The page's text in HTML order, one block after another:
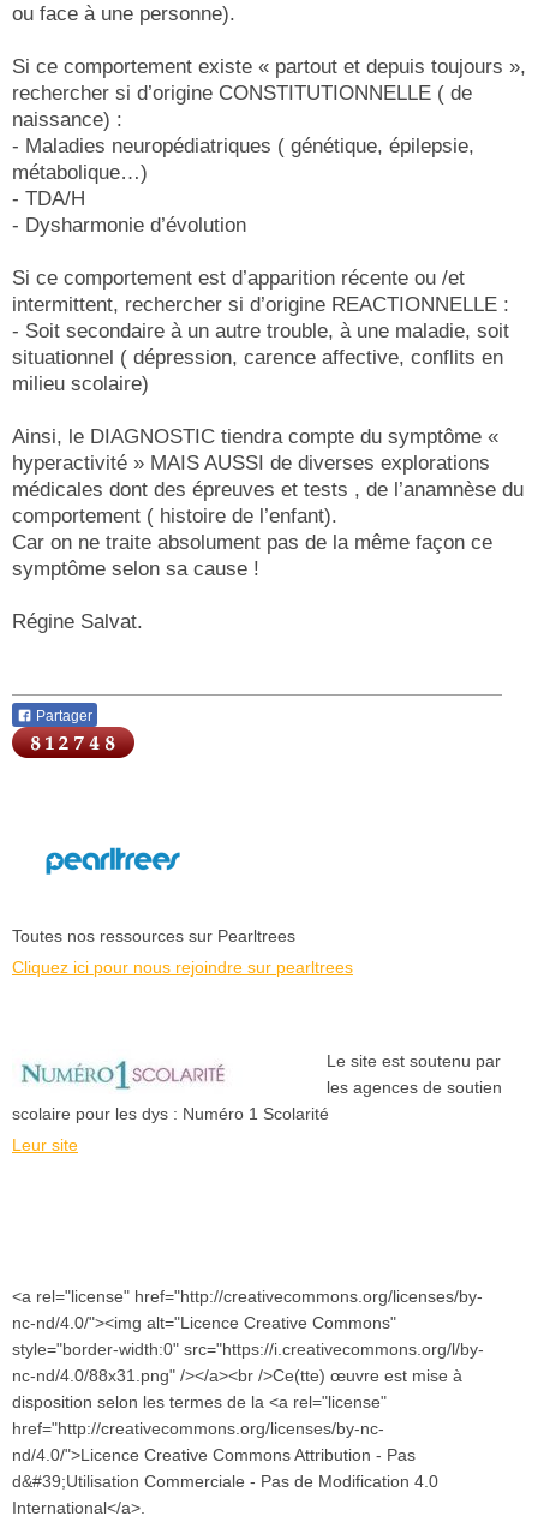
ou face à une personne).
Si ce comportement existe « partout et depuis toujours »,
rechercher si d’origine CONSTITUTIONNELLE ( de
naissance) :
- Maladies neuropédiatriques ( génétique, épilepsie,
métabolique…)
- TDA/H
- Dysharmonie d’évolution
Si ce comportement est d’apparition récente ou /et
intermittent, rechercher si d’origine REACTIONNELLE :
- Soit secondaire à un autre trouble, à une maladie, soit
situationnel ( dépression, carence affective, conflits en
milieu scolaire)
Ainsi, le DIAGNOSTIC tiendra compte du symptôme «
hyperactivité » MAIS AUSSI de diverses explorations
médicales dont des épreuves et tests , de l’anamnèse du
comportement ( histoire de l’enfant).
Car on ne traite absolument pas de la même façon ce
symptôme selon sa cause !
Régine Salvat.
Partager
Toutes nos ressources sur Pearltrees
Cliquez ici pour nous rejoindre sur pearltrees
Le site est soutenu par
les agences de soutien
scolaire pour les dys : Numéro 1 Scolarité
Leur site
<a rel="license" href="http://creativecommons.org/licenses/by-
nc-nd/4.0/"><img alt="Licence Creative Commons"
style="border-width:0" src="https://i.creativecommons.org/l/by-
nc-nd/4.0/88x31.png" /></a><br />Ce(tte) œuvre est mise à
disposition selon les termes de la <a rel="license"
href="http://creativecommons.org/licenses/by-nc-
nd/4.0/">Licence Creative Commons Attribution - Pas
d&#39;Utilisation Commerciale - Pas de Modification 4.0
International</a>.